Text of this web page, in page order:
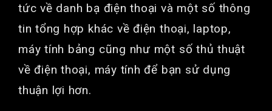
tức về danh bạ điện thoại và một số thông
tin tổng hợp khác về điện thoại, laptop,
máy tính bảng cũng như một số thủ thuật
về điện thoại, máy tính để bạn sử dụng
thuận lợi hơn.